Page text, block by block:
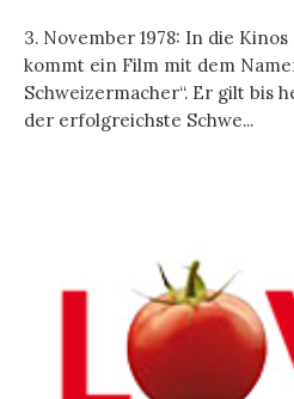
3. November 1978: In die
kommt ein Film mit dem
Schweizermacher“. Er gilt bis
der erfolgreichste Schwe...